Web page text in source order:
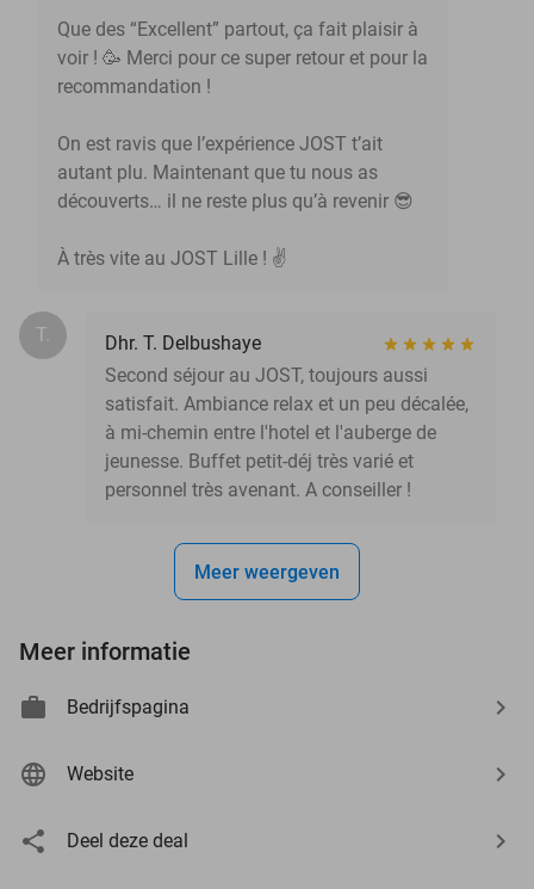
Que des “Excellent” partout, ça fait plaisir à
voir ! 🥳 Merci pour ce super retour et pour la
recommandation !
On est ravis que l’expérience JOST t’ait
autant plu. Maintenant que tu nous as
découverts… il ne reste plus qu’à revenir 😎
À très vite au JOST Lille ! ✌️
T.
Dhr. T. Delbushaye
Second séjour au JOST, toujours aussi
satisfait. Ambiance relax et un peu décalée,
à mi-chemin entre l'hotel et l'auberge de
jeunesse. Buffet petit-déj très varié et
personnel très avenant. A conseiller !
Meer weergeven
Meer informatie
Bedrijfspagina
Website
Deel deze deal